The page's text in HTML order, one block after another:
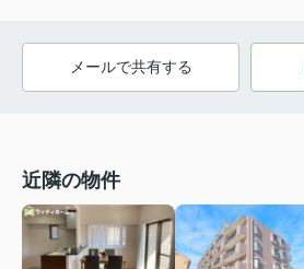
メールで共有する
近隣の物件